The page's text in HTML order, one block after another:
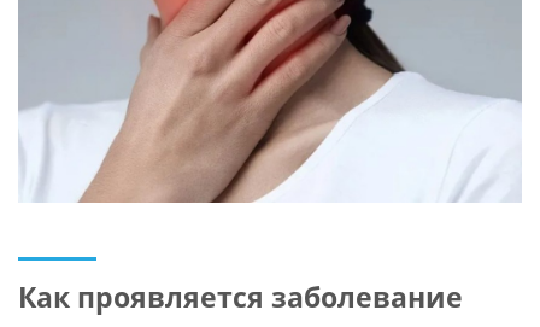
Как проявляется заболевание